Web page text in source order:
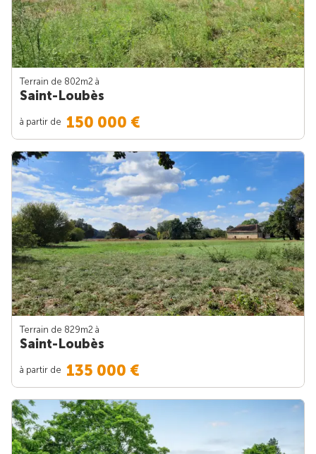
Terrain de 802m2 à
Saint-Loubès
à partir de 150 000 €
Terrain de 829m2 à
Saint-Loubès
à partir de 135 000 €